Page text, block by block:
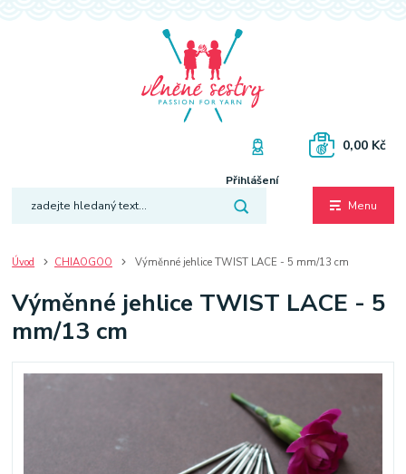
Menu
Přihlášení
0,00 Kč
Úvod CHIAOGOO Výměnné jehlice TWIST LACE - 5 mm/13 cm
Výměnné jehlice TWIST LACE - 5
mm/13 cm